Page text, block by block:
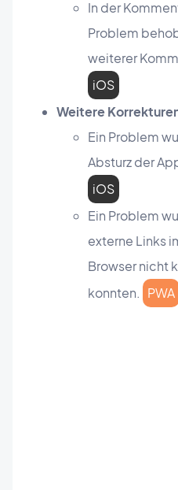
In der
Problem
weiterer
iOS
Weitere
Ein Problem
Absturz der
iOS
Ein Problem
externe Links
Browser nicht
konnten. PWA